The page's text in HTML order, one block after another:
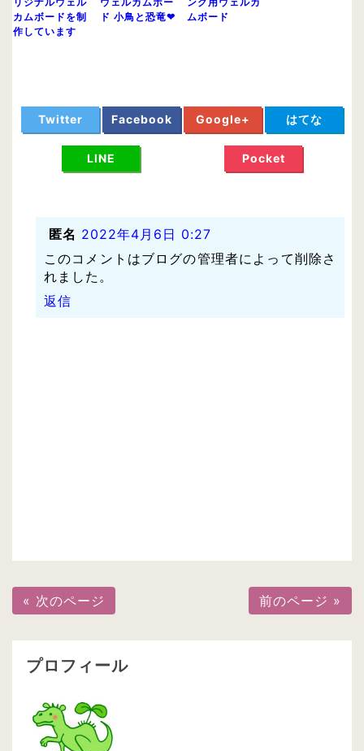
カムボードを制
作しています
ド 小鳥と恐竜❤
ムボード
Twitter Facebook Google+ はてな
LINE Pocket
匿名 2022年4月6日 0:27
このコメントはブログの管理者によって削除さ
れました。
返信
« 次のページ 前のページ »
プロフィール